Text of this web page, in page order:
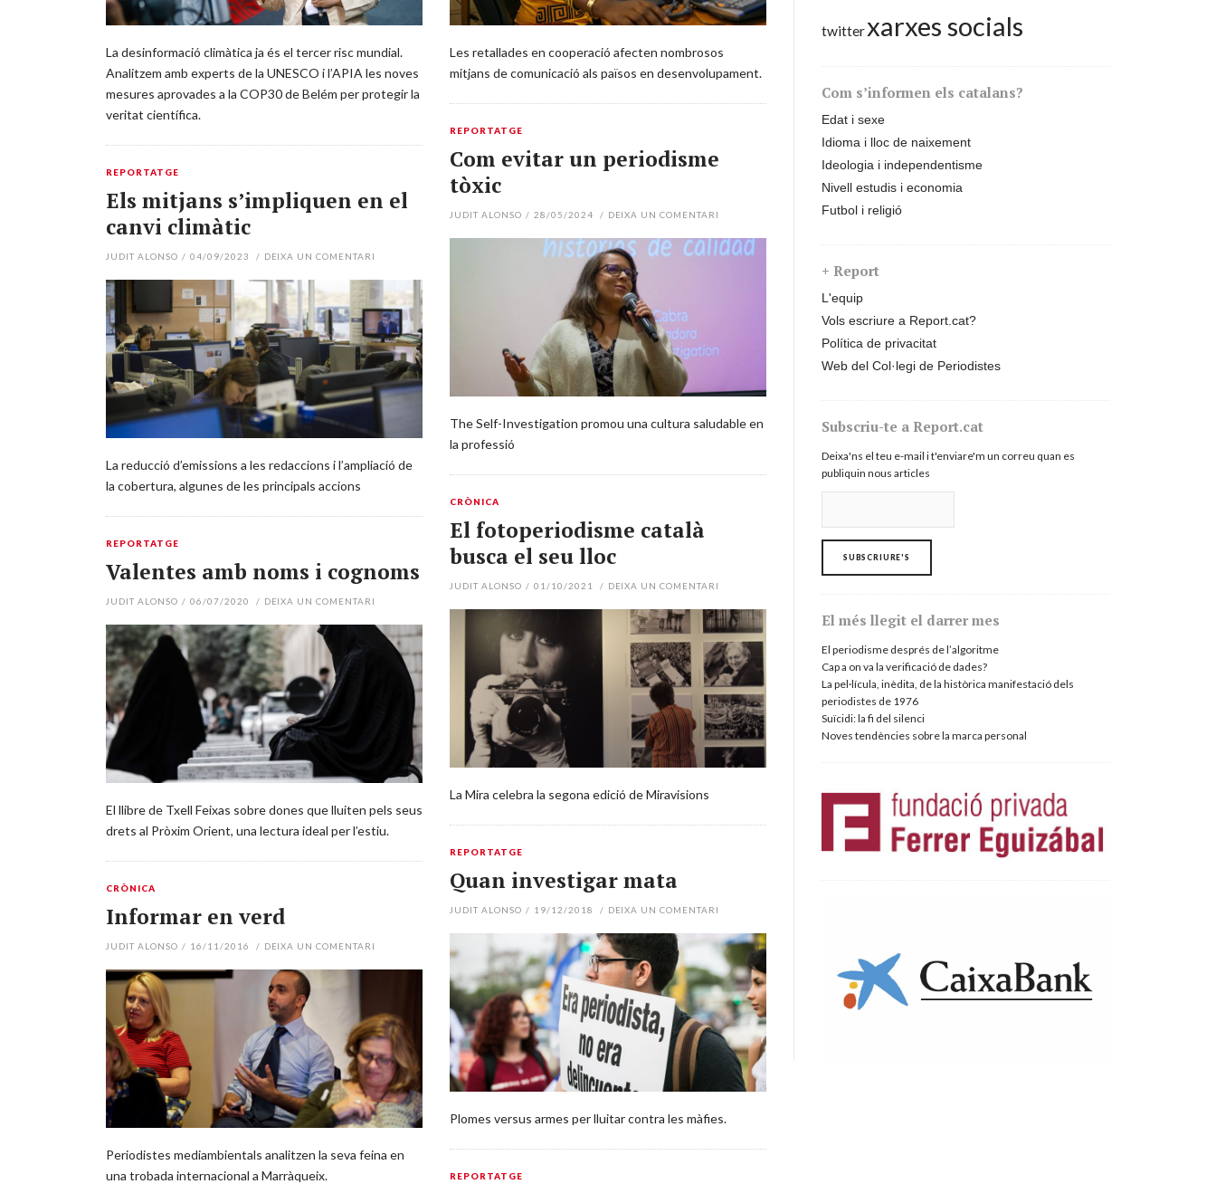
La desinformació climàtica ja és el tercer risc mundial.
Analitzem amb experts de la UNESCO i l’APIA les noves
mesures aprovades a la COP30 de Belém per protegir la
veritat científica.
Les retallades en cooperació afecten nombrosos
mitjans de comunicació als països en desenvolupament.
REPORTATGE
Com evitar un periodisme
tòxic
JUDIT ALONSO / 28/05/2024 / DEIXA UN COMENTARI
The Self-Investigation promou una cultura saludable en
la professió
REPORTATGE
Els mitjans s’impliquen en el
canvi climàtic
JUDIT ALONSO / 04/09/2023 / DEIXA UN COMENTARI
La reducció d’emissions a les redaccions i l’ampliació de
la cobertura, algunes de les principals accions
CRÒNICA
El fotoperiodisme català
busca el seu lloc
JUDIT ALONSO / 01/10/2021 / DEIXA UN COMENTARI
La Mira celebra la segona edició de Miravisions
REPORTATGE
Valentes amb noms i cognoms
JUDIT ALONSO / 06/07/2020 / DEIXA UN COMENTARI
El llibre de Txell Feixas sobre dones que lluiten pels seus
drets al Pròxim Orient, una lectura ideal per l’estiu.
REPORTATGE
Quan investigar mata
JUDIT ALONSO / 19/12/2018 / DEIXA UN COMENTARI
Plomes versus armes per lluitar contra les màfies.
CRÒNICA
Informar en verd
JUDIT ALONSO / 16/11/2016 / DEIXA UN COMENTARI
Periodistes mediambientals analitzen la seva feina en
una trobada internacional a Marràqueix.
REPORTATGE
twitterxarxes socials
Com s’informen els catalans?
Edat i sexe
Idioma i lloc de naixement
Ideologia i independentisme
Nivell estudis i economia
Futbol i religió
+ Report
L'equip
Vols escriure a Report.cat?
Política de privacitat
Web del Col·legi de Periodistes
Subscriu-te a Report.cat
Deixa'ns el teu e-mail i t'enviare'm un correu quan es
publiquin nous articles
El més llegit el darrer mes
El periodisme després de l’algoritme
Cap a on va la verificació de dades?
La pel·lícula, inèdita, de la històrica manifestació dels
periodistes de 1976
Suïcidi: la fi del silenci
Noves tendències sobre la marca personal